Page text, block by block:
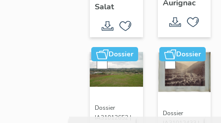
Salat
Aurignac
Dossier
Dossier
IA31012652 |
Dossier
Dossier